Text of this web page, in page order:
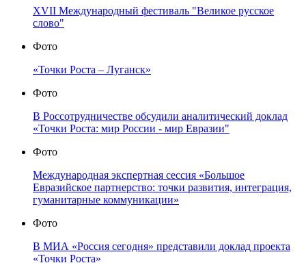
XVII Международный фестиваль "Великое русское
слово"
Фото
«Точки Роста – Луганск»
Фото
В Россотрудничестве обсудили аналитический доклад
«Точки Роста: мир России - мир Евразии"
Фото
Международная экспертная сессия «Большое
Евразийское партнерство: точки развития, интеграция,
гуманитарные коммуникации»
Фото
В МИА «Россия сегодня» представили доклад проекта
«Точки Роста»